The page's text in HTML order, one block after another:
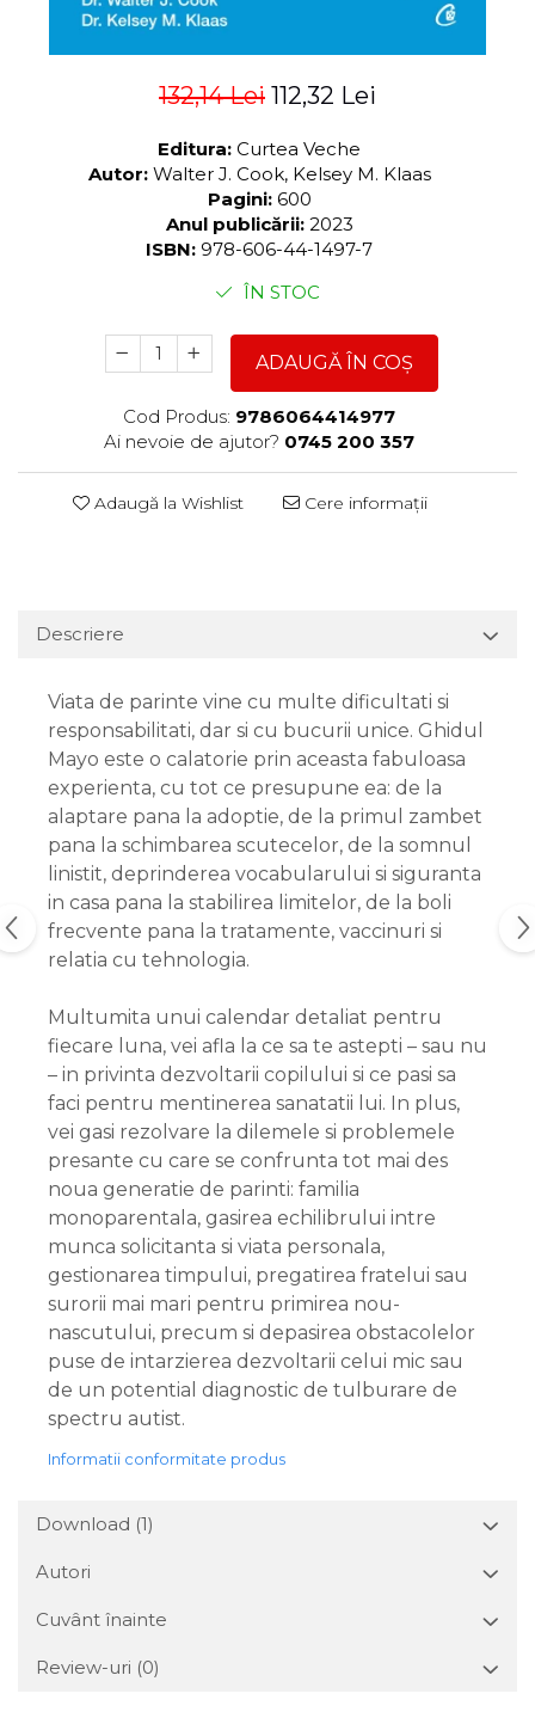
132,14 Lei 112,32 Lei
Editura: Curtea Veche
Autor: Walter J. Cook, Kelsey M. Klaas
Pagini: 600
Anul publicării: 2023
ISBN: 978-606-44-1497-7
ÎN STOC
ADAUGĂ ÎN COȘ
Cod Produs: 9786064414977
Ai nevoie de ajutor? 0745 200 357
Adaugă la Wishlist Cere informații
Descriere
Viata de parinte vine cu multe dificultati si
responsabilitati, dar si cu bucurii unice. Ghidul
Mayo este o calatorie prin aceasta fabuloasa
experienta, cu tot ce presupune ea: de la
alaptare pana la adoptie, de la primul zambet
pana la schimbarea scutecelor, de la somnul
linistit, deprinderea vocabularului si siguranta
in casa pana la stabilirea limitelor, de la boli
frecvente pana la tratamente, vaccinuri si
relatia cu tehnologia.
Multumita unui calendar detaliat pentru
fiecare luna, vei afla la ce sa te astepti – sau nu
– in privinta dezvoltarii copilului si ce pasi sa
faci pentru mentinerea sanatatii lui. In plus,
vei gasi rezolvare la dilemele si problemele
presante cu care se confrunta tot mai des
noua generatie de parinti: familia
monoparentala, gasirea echilibrului intre
munca solicitanta si viata personala,
gestionarea timpului, pregatirea fratelui sau
surorii mai mari pentru primirea nou-
nascutului, precum si depasirea obstacolelor
puse de intarzierea dezvoltarii celui mic sau
de un potential diagnostic de tulburare de
spectru autist.
Informatii conformitate produs
Download (1)
Autori
Cuvânt înainte
Review-uri (0)